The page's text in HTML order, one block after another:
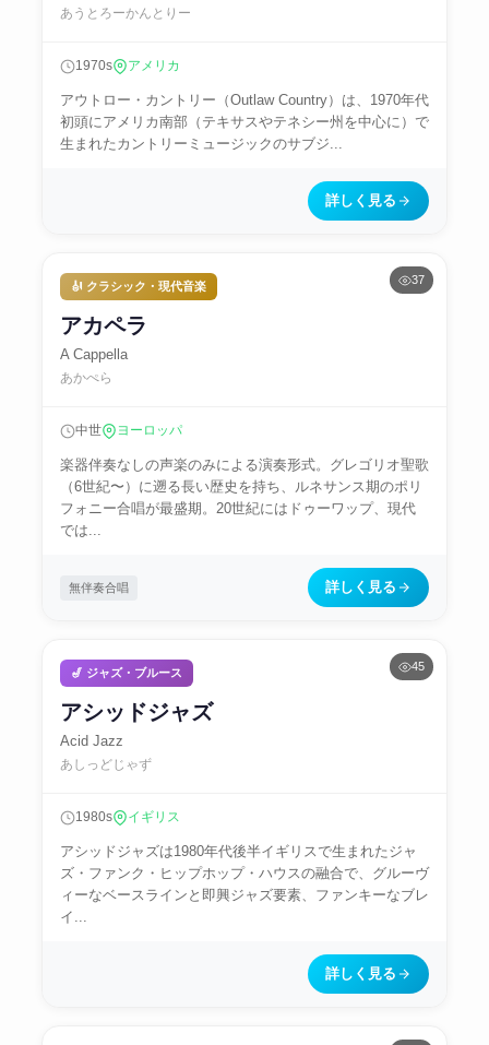
あうとろーかんとりー
1970s アメリカ
アウトロー・カントリー（Outlaw Country）は、1970年代
初頭にアメリカ南部（テキサスやテネシー州を中心に）で
生まれたカントリーミュージックのサブジ...
詳しく見る
37
🎻 クラシック・現代音楽
アカペラ
A Cappella
あかぺら
中世 ヨーロッパ
楽器伴奏なしの声楽のみによる演奏形式。グレゴリオ聖歌
（6世紀〜）に遡る長い歴史を持ち、ルネサンス期のポリ
フォニー合唱が最盛期。20世紀にはドゥーワップ、現代
では...
無伴奏合唱 詳しく見る
45
🎷 ジャズ・ブルース
アシッドジャズ
Acid Jazz
あしっどじゃず
1980s イギリス
アシッドジャズは1980年代後半イギリスで生まれたジャ
ズ・ファンク・ヒップホップ・ハウスの融合で、グルーヴ
ィーなベースラインと即興ジャズ要素、ファンキーなブレ
イ...
詳しく見る